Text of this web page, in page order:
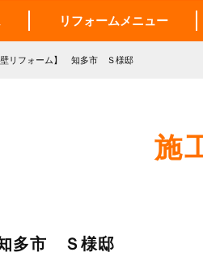
リフォームメニュー
壁リフォーム】 知多市 Ｓ様邸
施
多市 Ｓ様邸